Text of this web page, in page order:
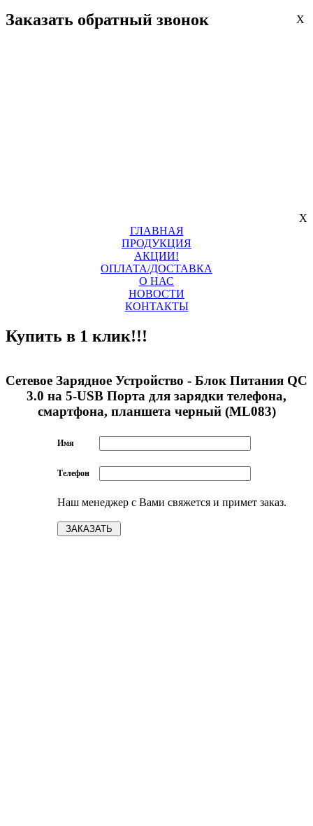
Заказать обратный звонок X
X
ГЛАВНАЯ
ПРОДУКЦИЯ
АКЦИИ!
ОПЛАТА/ДОСТАВКА
О НАС
НОВОСТИ
КОНТАКТЫ
Купить в 1 клик!!!
Сетевое Зарядное Устройство - Блок Питания QC
3.0 на 5-USB Порта для зарядки телефона,
смартфона, планшета черный (ML083)
Имя
Телефон
Наш менеджер с Вами свяжется и примет заказ.